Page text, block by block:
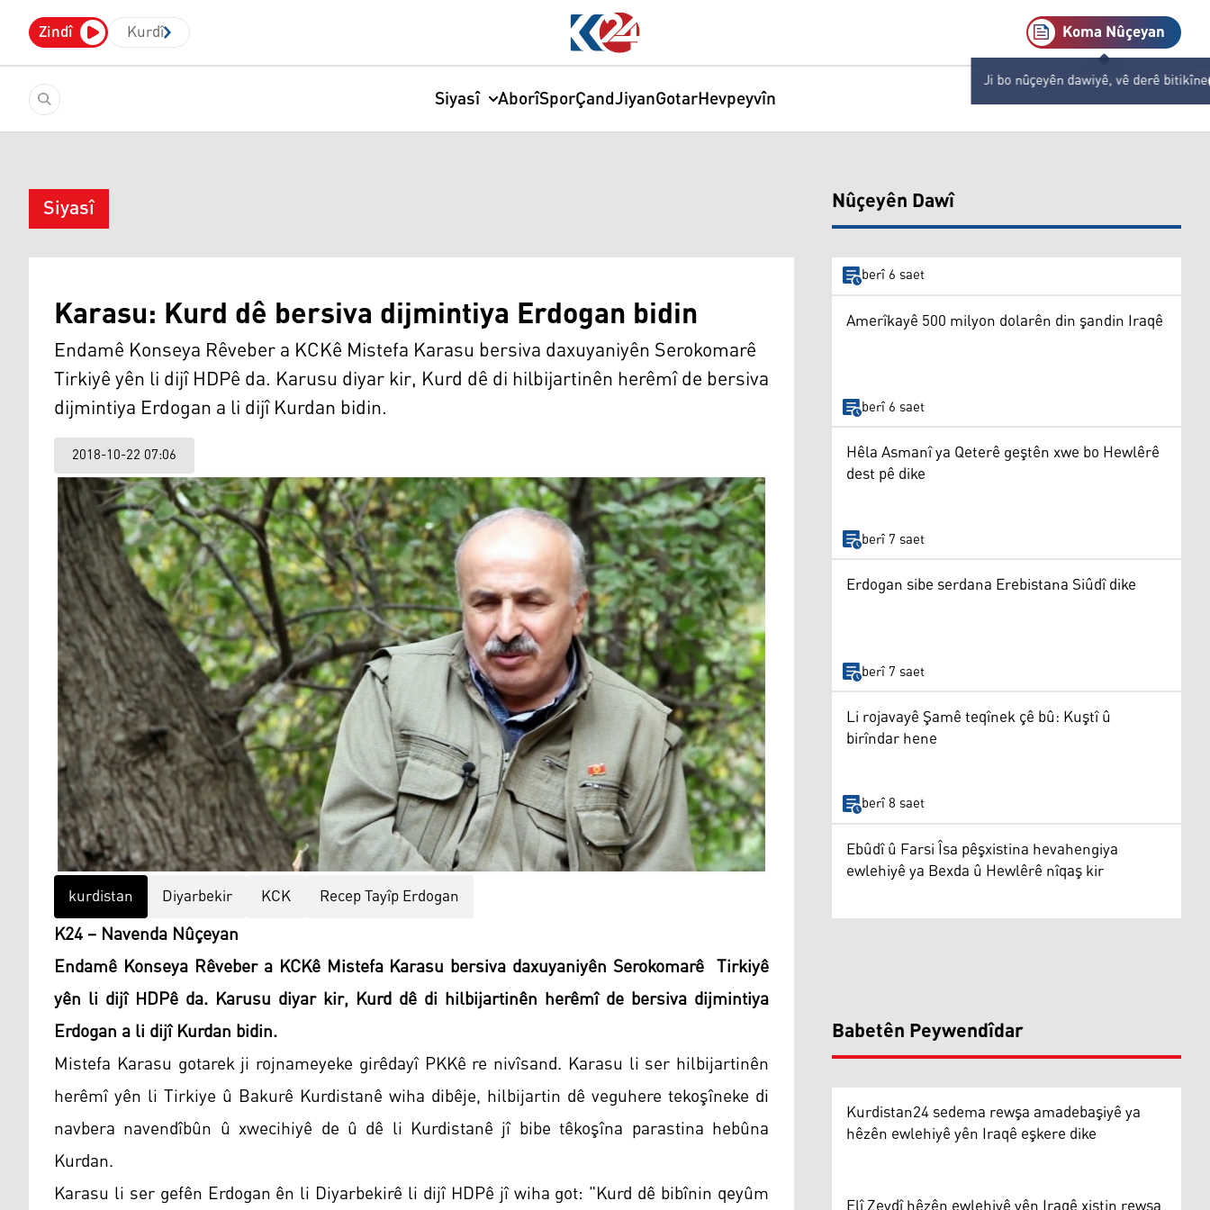
Zindî Kurdî Koma Nûçeyan
Ji bo nûçeyên dawiyê, vê derê bitikîne
Siyasî AborîSporÇandJiyanGotarHevpeyvîn
Siyasî
Karasu: Kurd dê bersiva dijmintiya Erdogan bidin
Endamê Konseya Rêveber a KCKê Mistefa Karasu bersiva daxuyaniyên Serokomarê
Tirkiyê yên li dijî HDPê da. Karusu diyar kir, Kurd dê di hilbijartinên herêmî de bersiva
dijmintiya Erdogan a li dijî Kurdan bidin.
2018-10-22 07:06
kurdistan Diyarbekir KCK Recep Tayîp Erdogan
K24 – Navenda Nûçeyan
Endamê Konseya Rêveber a KCKê Mistefa Karasu bersiva daxuyaniyên Serokomarê Tirkiyê
yên li dijî HDPê da. Karusu diyar kir, Kurd dê di hilbijartinên herêmî de bersiva dijmintiya
Erdogan a li dijî Kurdan bidin.
Mistefa Karasu gotarek ji rojnameyeke girêdayî PKKê re nivîsand. Karasu li ser hilbijartinên
herêmî yên li Tirkiye û Bakurê Kurdistanê wiha dibêje, hilbijartin dê veguhere tekoşîneke di
navbera navendîbûn û xwecihiyê de û dê li Kurdistanê jî bibe têkoşîna parastina hebûna
Kurdan.
Karasu li ser gefên Erdogan ên li Diyarbekirê li dijî HDPê jî wiha got: "Kurd dê bibînin qeyûm
Nûçeyên Dawî
berî 6 saet
Amerîkayê 500 milyon dolarên din şandin Iraqê
berî 6 saet
Hêla Asmanî ya Qeterê geştên xwe bo Hewlêrê
dest pê dike
berî 7 saet
Erdogan sibe serdana Erebistana Siûdî dike
berî 7 saet
Li rojavayê Şamê teqînek çê bû: Kuştî û
birîndar hene
berî 8 saet
Ebûdî û Farsi Îsa pêşxistina hevahengiya
ewlehiyê ya Bexda û Hewlêrê nîqaş kir
Babetên Peywendîdar
Kurdistan24 sedema rewşa amadebaşiyê ya
hêzên ewlehiyê yên Iraqê eşkere dike